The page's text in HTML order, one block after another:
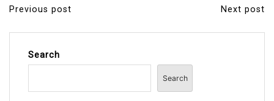
P
o
Previous post Next post
Search
Search